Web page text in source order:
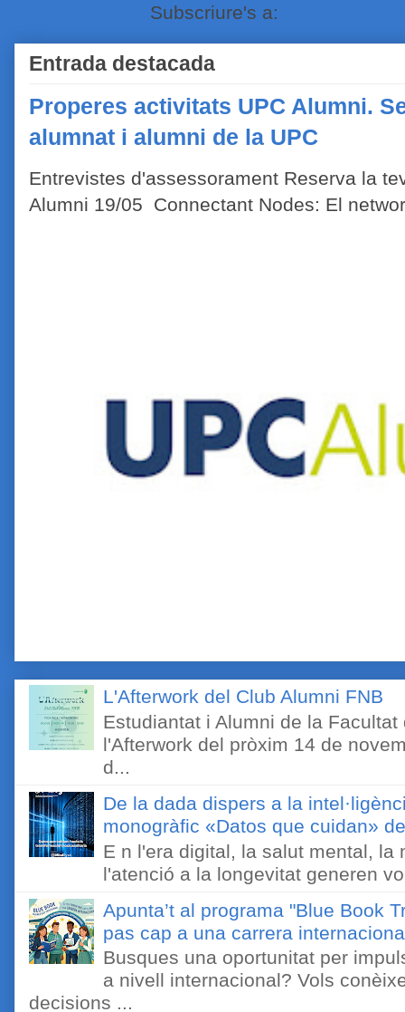
Subscriure's a:
Entrada destacada
Properes activitats UPC Alumni.
alumnat i alumni de la UPC
Entrevistes d'assessorament Reserva la
Alumni 19/05 Connectant Nodes: El
L'Afterwork del Club Alumni FNB
Estudiantat i Alumni de la
l'Afterwork del pròxim 14 de
d...
De la dada dispers a la
monogràfic «Datos que cuidan»
E n l'era digital, la salut mental, la
l'atenció a la longevitat generen
Apunta’t al programa "Blue Book
pas cap a una carrera
Busques una oportunitat per
a nivell internacional? Vols
decisions ...